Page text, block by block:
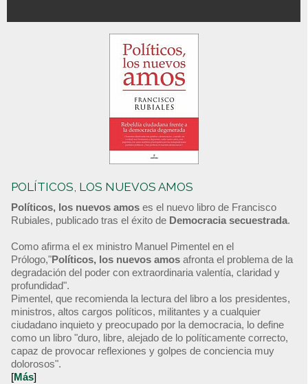
POLÍTICOS, LOS NUEVOS AMOS
Políticos, los nuevos amos es el nuevo libro de Francisco
Rubiales, publicado tras el éxito de Democracia secuestrada.
Como afirma el ex ministro Manuel Pimentel en el
Prólogo,"Políticos, los nuevos amos afronta el problema de la
degradación del poder con extraordinaria valentía, claridad y
profundidad".
Pimentel, que recomienda la lectura del libro a los presidentes,
ministros, altos cargos políticos, militantes y a cualquier
ciudadano inquieto y preocupado por la democracia, lo define
como un libro "duro, libre, alejado de lo políticamente correcto,
capaz de provocar reflexiones y golpes de conciencia muy
dolorosos".
[Más]